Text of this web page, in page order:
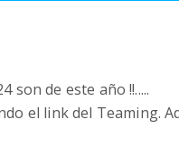
son de este año !!.....
el link del Teaming.